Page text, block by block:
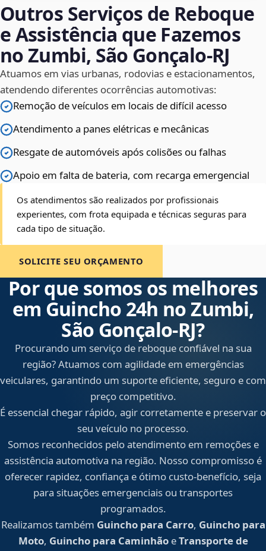
Outros Serviços de Reboque
e Assistência que Fazemos
no Zumbi, São Gonçalo‑RJ
Atuamos em vias urbanas, rodovias e estacionamentos,
atendendo diferentes ocorrências automotivas:
Remoção de veículos em locais de difícil acesso
Atendimento a panes elétricas e mecânicas
Resgate de automóveis após colisões ou falhas
Apoio em falta de bateria, com recarga emergencial
Os atendimentos são realizados por profissionais
experientes, com frota equipada e técnicas seguras para
cada tipo de situação.
SOLICITE SEU ORÇAMENTO
Por que somos os melhores
em Guincho 24h no Zumbi,
São Gonçalo‑RJ?
Procurando um serviço de reboque confiável na sua
região? Atuamos com agilidade em emergências
veiculares, garantindo um suporte eficiente, seguro e com
preço competitivo.
É essencial chegar rápido, agir corretamente e preservar o
seu veículo no processo.
Somos reconhecidos pelo atendimento em remoções e
assistência automotiva na região. Nosso compromisso é
oferecer rapidez, confiança e ótimo custo-benefício, seja
para situações emergenciais ou transportes
programados.
Realizamos também Guincho para Carro, Guincho para
Moto, Guincho para CaminhãoeTransporte de